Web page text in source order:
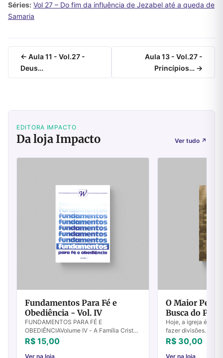
Séries: Vol 27 – Do fim da influência de Jezabel até a queda de
Samaria
← Aula 11 - Vol.27 -
Deus…
Aula 13 - Vol.27 -
Princípios… →
EDITORA IMPACTO
Da loja Impacto Ver tudo ↗
Fundamentos Para Fé e
Obediência - Vol. IV
FUNDAMENTOS PARA FÉ E
OBEDIÊNCIAVolume IV - A Família Cristã
Destruídos os fundamentos, que poderá
fazer o justo? Salmos 11.3 Temos o prazer
de apresentar es...
R$ 15,00
Ver na loja
O Maior
Busca do
Hoje, a igreja é
fazer divisões. Nós
com esse pecado e
consciência
denominação (ou
R$ 30,00
Ver na loja